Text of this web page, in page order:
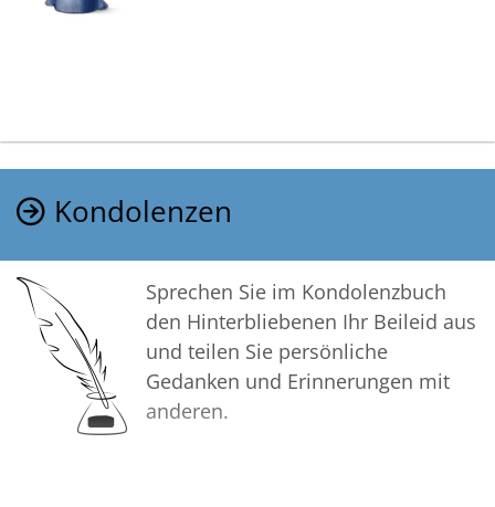
Kondolenzen
Sprechen Sie im Kondolenzbuch
den Hinterbliebenen Ihr Beileid aus
und teilen Sie persönliche
Gedanken und Erinnerungen mit
anderen.